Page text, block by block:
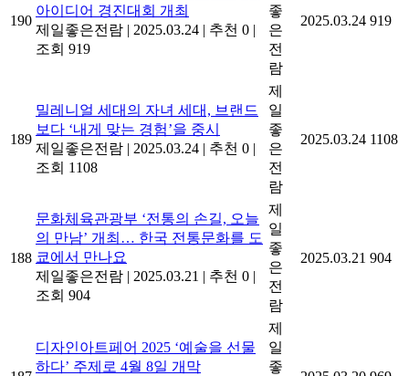
190
아이디어 경진대회 개최
제일좋은전람 | 2025.03.24 | 추천 0 |
조회 919
좋
은
전
람
2025.03.24 919
189
밀레니얼 세대의 자녀 세대, 브랜드
보다 ‘내게 맞는 경험’을 중시
제일좋은전람 | 2025.03.24 | 추천 0 |
조회 1108
제
일
좋
은
전
람
2025.03.24 1108
188
문화체육관광부 ‘전통의 손길, 오늘
의 만남’ 개최… 한국 전통문화를 도
쿄에서 만나요
제일좋은전람 | 2025.03.21 | 추천 0 |
조회 904
제
일
좋
은
전
람
2025.03.21 904
디자인아트페어 2025 ‘예술을 선물
하다’ 주제로 4월 8일 개막
제
일
좋